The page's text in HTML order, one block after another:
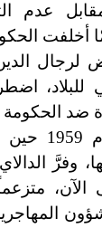
عدم
أخلفت
لرجال
للبلاد،
ضد
هذه
وفرَّ
الآن،